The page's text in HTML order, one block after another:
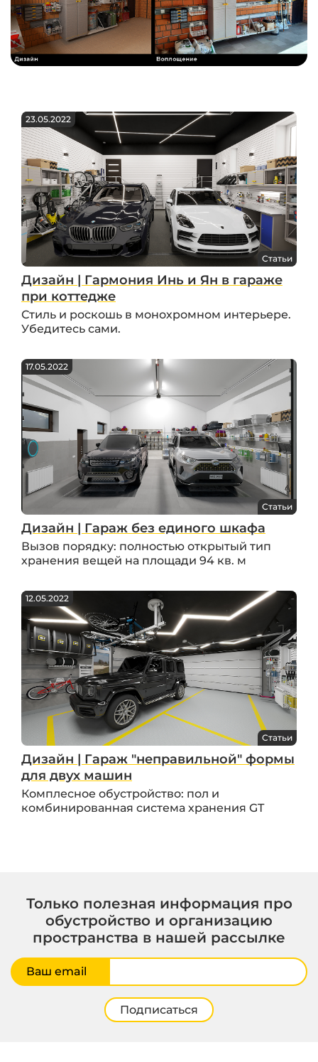
23.05.2022
Статьи
Дизайн | Гармония Инь и Ян в гараже
при коттедже
Стиль и роскошь в монохромном интерьере.
Убедитесь сами.
17.05.2022
Статьи
Дизайн | Гараж без единого шкафа
Вызов порядку: полностью открытый тип
хранения вещей на площади 94 кв. м
12.05.2022
Статьи
Дизайн | Гараж "неправильной" формы
для двух машин
Комплесное обустройство: пол и
комбинированная система хранения GT
Только полезная информация про
обустройство и организацию
пространства в нашей рассылке
Ваш email
Подписаться